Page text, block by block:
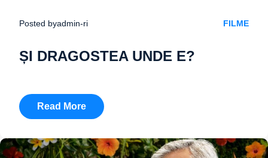
Posted byadmin-ri FILME
ȘI DRAGOSTEA UNDE E?
Read More